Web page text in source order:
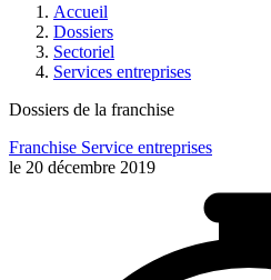
Accueil
Dossiers
Sectoriel
Services entreprises
Dossiers de la franchise
Franchise Service entreprises
le 20 décembre 2019